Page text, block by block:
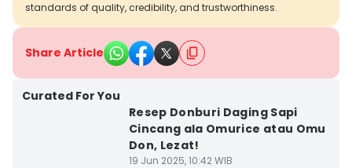
standards of quality, credibility, and trustworthiness.
Share Article
Curated For You
Resep Donburi Daging Sapi
Cincang ala Omurice atau Omu
Don, Lezat!
19 Jun 2025, 10:42 WIB